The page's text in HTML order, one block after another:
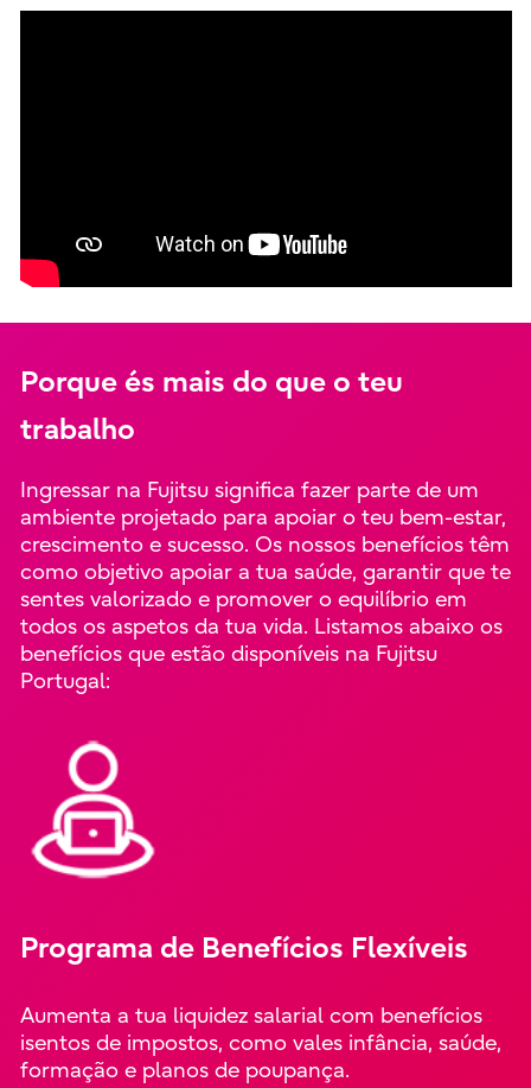
Porque és mais do que o teu
trabalho
Ingressar na Fujitsu significa fazer parte de um
ambiente projetado para apoiar o teu bem-estar,
crescimento e sucesso. Os nossos benefícios têm
como objetivo apoiar a tua saúde, garantir que te
sentes valorizado e promover o equilíbrio em
todos os aspetos da tua vida. Listamos abaixo os
benefícios que estão disponíveis na Fujitsu
Portugal:
Programa de Benefícios Flexíveis
Aumenta a tua liquidez salarial com benefícios
isentos de impostos, como vales infância, saúde,
formação e planos de poupança.